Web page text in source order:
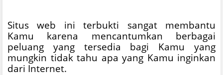
Situs web ini terbukti sangat membantu
Kamu karena mencantumkan berbagai
peluang yang tersedia bagi Kamu yang
mungkin tidak tahu apa yang Kamu inginkan
dari Internet.